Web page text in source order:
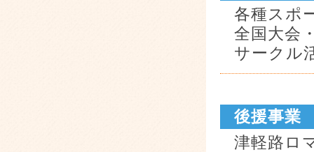
各種スポ
全国大会
サークル
後援事業
津軽路ロ